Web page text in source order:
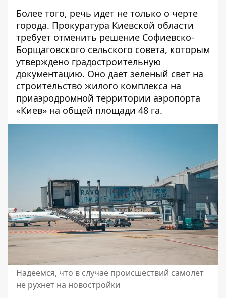
Более того, речь идет не только о черте
города. Прокуратура Киевской области
требует отменить решение Софиевско-
Борщаговского сельского совета, которым
утверждено градостроительную
документацию. Оно дает зеленый свет на
строительство жилого комплекса на
приаэродромной территории аэропорта
«Киев» на общей площади 48 га.
Надеемся, что в случае происшествий самолет
не рухнет на новостройки